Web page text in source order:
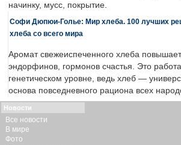
начинку, мусс, покрытие.
Софи Дюпюи-Голье: Мир хлеба. 100 лучших
хлеба со всего мира
Аромат свежеиспеченного хлеба
эндорфинов, гормонов счастья. Это
генетическом уровне, ведь хлеб —
основа повседневного рациона всех
Новости
Все новости
В мире
Фото